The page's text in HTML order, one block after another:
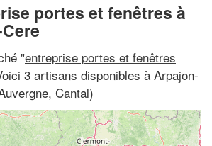
portes et fenêtres à
"entreprise portes et fenêtres
3 artisans disponibles à Arpajon-
Cantal)